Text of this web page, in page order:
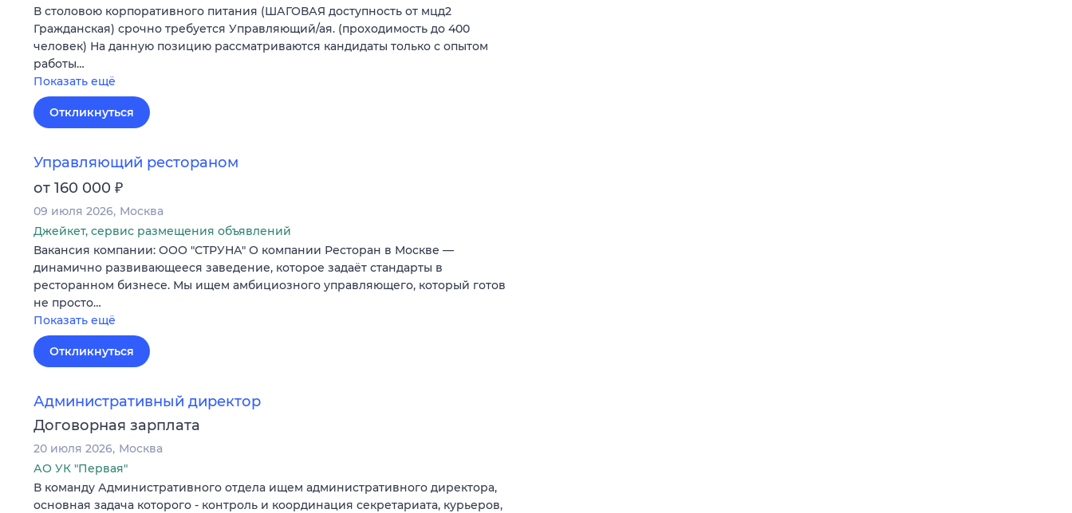
В столовою корпоративного питания (ШАГОВАЯ доступность от мцд2
Гражданская) срочно требуется Управляющий/ая. (проходимость до 400
человек) На данную позицию рассматриваются кандидаты только с опытом
работы…
Показать ещё
Откликнуться
Управляющий рестораном
от 160 000 ₽
09 июля 2026 Москва
Джейкет, сервис размещения объявлений
Вакансия компании: ООО "СТРУНА" О компании Ресторан в Москве —
динамично развивающееся заведение, которое задаёт стандарты в
ресторанном бизнесе. Мы ищем амбициозного управляющего, который готов
не просто…
Показать ещё
Откликнуться
Административный директор
Договорная зарплата
20 июля 2026 Москва
АО УК "Первая"
В команду Административного отдела ищем административного директора,
основная задача которого - контроль и координация секретариата, курьеров,